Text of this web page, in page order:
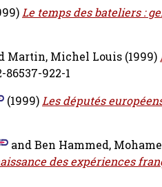
Le temps des bateliers :
Martin, Michel Louis (1999)
922-1
(1999)Les députés
andBen Hammed,
des expériences